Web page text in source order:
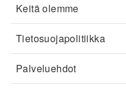
Keitä olemme
Tietosuojapolitiikka
Palveluehdot